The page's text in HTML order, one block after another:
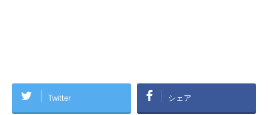
Twitter シェア